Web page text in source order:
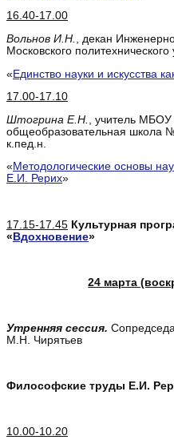
16.40-17.00
Вольнов И.Н.
, декан
Московского политехнического
«Единство науки и искусства
17.00-17.10
Штогрина Е.Н.
, учитель
общеобразовательная школа №
к.пед.н.
« Методологические основы
Е.И. Рерих»
17.15-17.45 Культурная
«Вдохновение»
24 марта
Утренняя сессия.
М.Н. Чирятьев
Философские труды Е.И.
10.00-10.20